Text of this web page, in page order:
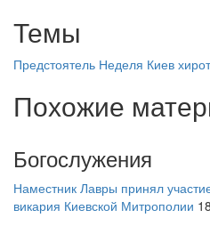
Темы
Предстоятель Неделя Киев
Похожие
Богослужения
Наместник Лавры принял
викария Киевской Митрополии